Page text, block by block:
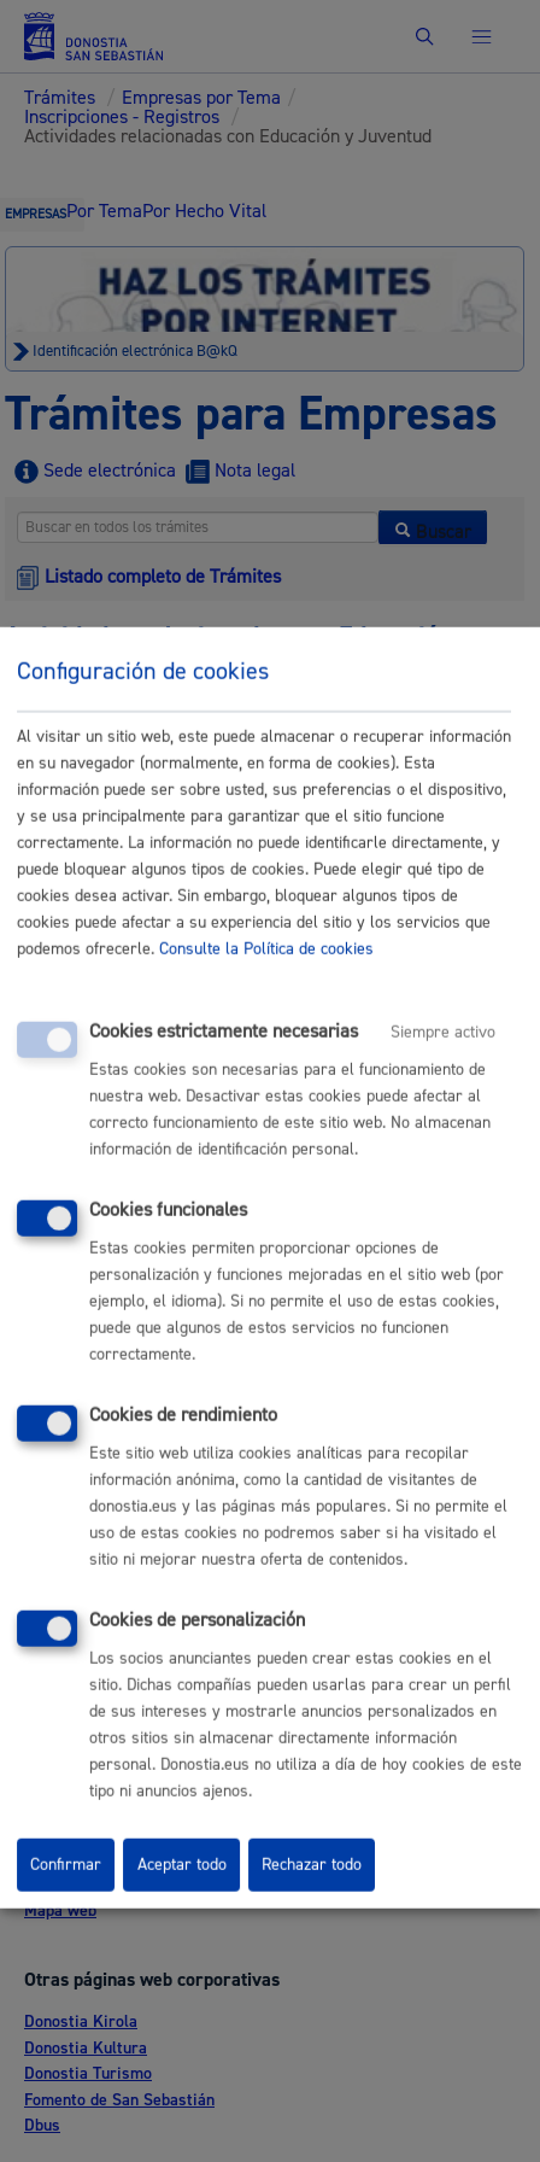
Buscar
Trámites / Empresas por Tema /
Inscripciones - Registros /
Actividades relacionadas con Educación y Juventud
EMPRESASPor TemaPor Hecho Vital
Identificación electrónica B@kQ
Trámites para Empresas
Sede electrónica Nota legal
Buscar
Listado completo de Trámites
Actividades relacionadas con Educación y
Juventud
Entrega de dibujos: Certamen infantil y juvenil de Arte y
Derechos Humanos
ONLINE
PRESENCIAL
TELÉFONO
MÁQUINA
Inscripción a conciertos escolares
ONLINE
TELÉFONO
MÁQUINA
Visitas de grupos de escolares al Parque de Bomberos
ONLINE
PRESENCIAL
TELÉFONO
MÁQUINA
Volver al índice Volver atrás
Comunícate con el Ayuntamiento de Donostia / San
Sebastián
(gratuito desde Donostia / San Sebastián)
(+34) 943 481 000
Buzón de la ciudadanía
Informar de un error en la web
Enlaces útiles
Ofertas de empleo
Perfil del contratante
Sede electrónica
Mapas - GeoDonostia
Sala de prensa
Mapa web
Otras páginas web corporativas
Donostia Kirola
Donostia Kultura
Donostia Turismo
Fomento de San Sebastián
Dbus
Configuración de cookies
Al visitar un sitio web, este puede almacenar o recuperar información
en su navegador (normalmente, en forma de cookies). Esta
información puede ser sobre usted, sus preferencias o el dispositivo,
y se usa principalmente para garantizar que el sitio funcione
correctamente. La información no puede identificarle directamente, y
puede bloquear algunos tipos de cookies. Puede elegir qué tipo de
cookies desea activar. Sin embargo, bloquear algunos tipos de
cookies puede afectar a su experiencia del sitio y los servicios que
podemos ofrecerle. Consulte la Política de cookies
Cookies estrictamente necesarias
Siempre activo
Estas cookies son necesarias para el funcionamiento de
nuestra web. Desactivar estas cookies puede afectar al
correcto funcionamiento de este sitio web. No almacenan
información de identificación personal.
Cookies funcionales
Estas cookies permiten proporcionar opciones de
personalización y funciones mejoradas en el sitio web (por
ejemplo, el idioma). Si no permite el uso de estas cookies,
puede que algunos de estos servicios no funcionen
correctamente.
Cookies de rendimiento
Este sitio web utiliza cookies analíticas para recopilar
información anónima, como la cantidad de visitantes de
donostia.eus y las páginas más populares. Si no permite el
uso de estas cookies no podremos saber si ha visitado el
sitio ni mejorar nuestra oferta de contenidos.
Cookies de personalización
Los socios anunciantes pueden crear estas cookies en el
sitio. Dichas compañías pueden usarlas para crear un perfil
de sus intereses y mostrarle anuncios personalizados en
otros sitios sin almacenar directamente información
personal. Donostia.eus no utiliza a día de hoy cookies de este
tipo ni anuncios ajenos.
Rechazar todo
Confirmar Aceptar todo